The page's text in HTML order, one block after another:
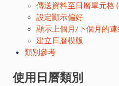
傳送資料至日曆單元格
設定顯示偏好
顯示上個月/下個月的連
建立日曆模版
類別參考
使用日曆類別